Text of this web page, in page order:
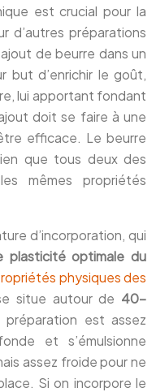
est crucial pour la
d’autres préparations
de beurre dans un
but d’enrichir le goût,
lui apportant fondant
doit se faire à une
efficace. Le beurre
que tous deux des
mêmes propriétés
d’incorporation, qui
plasticité optimale du
physiques des
situe autour de 40-
est assez
et s’émulsionne
assez froide pour ne
Si on incorpore le